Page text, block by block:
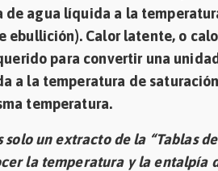
de agua líquida a la
ebullición). Calor latente, o
para convertir una
a la temperatura de
temperatura.
un extracto de la “Tablas
la temperatura y la entalpía